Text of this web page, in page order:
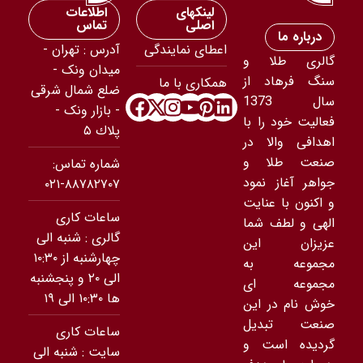
درباره ما
گالری طلا و
سنگ فرهاد از
سال 1373
فعالیت خود را با
اهدافی والا در
صنعت طلا و
جواهر آغاز نمود
و اکنون با عنایت
الهی و لطف شما
عزیزان این
مجموعه به
مجموعه ای
خوش نام در این
صنعت تبدیل
گردیده است و
لینکهای
اصلی
اعطای نمایندگی
همکاری با ما
اطلاعات
تماس
آدرس : تهران -
ميدان ونک -
ضلع شمال شرقى
- بازار ونک -
پلاك ۵
شماره تماس:
۸۸۷۸۲۷۰۷-۰۲۱
ساعات کاری
گالری : شنبه الی
چهارشنبه از ۱۰:۳۰
الی ۲۰ و پنجشنبه
ها ۱۰:۳۰ الی ۱۹
ساعات کاری
سایت : شنبه الی